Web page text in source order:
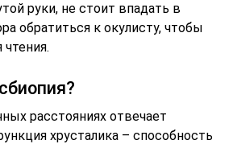
руки, не стоит впадать в
обратиться к окулисту, чтобы
чтения.
расстояниях отвечает
хрусталика – способность